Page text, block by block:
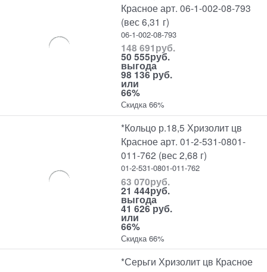
Красное арт. 06-1-002-08-793
(вес 6,31 г)
06-1-002-08-793
148 691руб.
50 555руб.
выгода
98 136 руб.
или
66%
Скидка 66%
*Кольцо р.18,5 Хризолит цв
Красное арт. 01-2-531-0801-
011-762 (вес 2,68 г)
01-2-531-0801-011-762
63 070руб.
21 444руб.
выгода
41 626 руб.
или
66%
Скидка 66%
*Серьги Хризолит цв Красное